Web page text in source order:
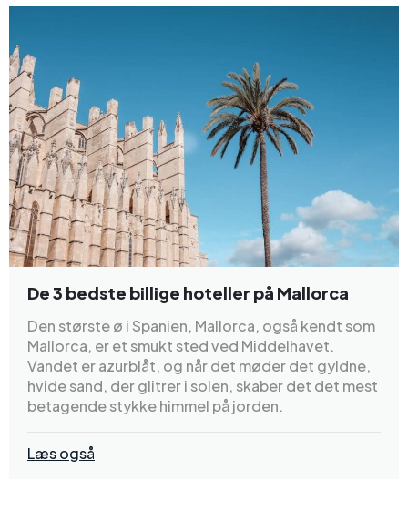
De 3 bedste billige hoteller på Mallorca
Den største ø i Spanien, Mallorca, også kendt som
Mallorca, er et smukt sted ved Middelhavet.
Vandet er azurblåt, og når det møder det gyldne,
hvide sand, der glitrer i solen, skaber det det mest
betagende stykke himmel på jorden.
Læs også